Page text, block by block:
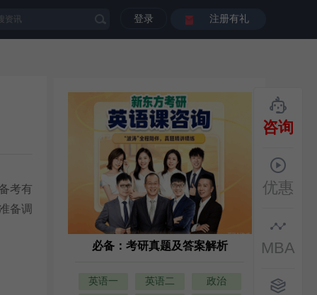
登录 注册有礼
考有
备调
咨询
优惠
MBA
必备：考研真题及答案解析
英语一 英语二
政治